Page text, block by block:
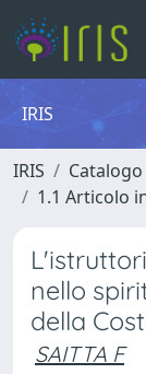
IRIS
IRIS
1.1 Articolo
nello
della
SAITTA F